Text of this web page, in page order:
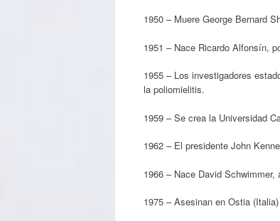
1950 – Muere George Bernard
1951 – Nace Ricardo Alfonsín,
1955 – Los investigadores
la poliomielitis.
1959 – Se crea la Universidad
1962 – El presidente John
1966 – Nace David Schwimmer,
1975 – Asesinan en Ostia